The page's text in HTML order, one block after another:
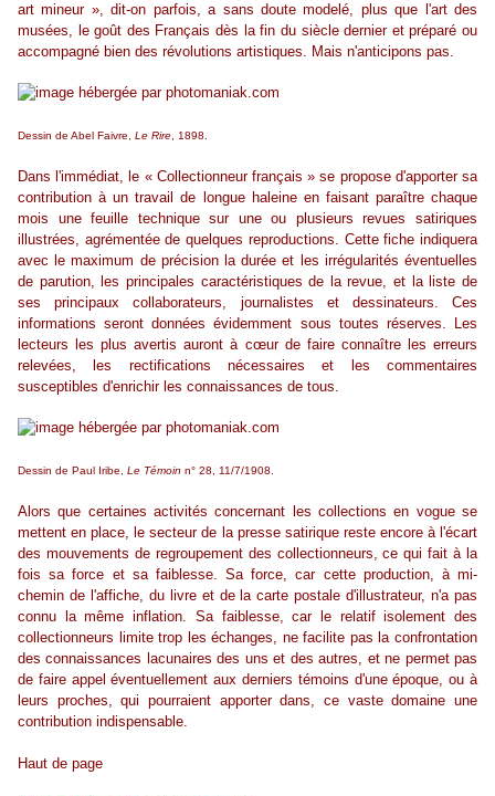
art mineur », dit-on parfois, a sans doute modelé, plus que l'art des
musées, le goût des Français dès la fin du siècle dernier et préparé ou
accompagné bien des révolutions artistiques. Mais n'anticipons pas.
Dessin de Abel Faivre, Le Rire , 1898.
Dans l'immédiat, le « Collectionneur français » se propose d'apporter sa
contribution à un travail de longue haleine en faisant paraître chaque
mois une feuille technique sur une ou plusieurs revues satiriques
illustrées, agrémentée de quelques reproductions. Cette fiche indiquera
avec le maximum de précision la durée et les irrégularités éventuelles
de parution, les principales caractéristiques de la revue, et la liste de
ses principaux collaborateurs, journalistes et dessinateurs. Ces
informations seront données évidemment sous toutes réserves. Les
lecteurs les plus avertis auront à cœur de faire connaître les erreurs
relevées, les rectifications nécessaires et les commentaires
susceptibles d'enrichir les connaissances de tous.
Dessin de Paul Iribe, Le Témoin n° 28, 11/7/1908.
Alors que certaines activités concernant les collections en vogue se
mettent en place, le secteur de la presse satirique reste encore à l'écart
des mouvements de regroupement des collectionneurs, ce qui fait à la
fois sa force et sa faiblesse. Sa force, car cette production, à mi-
chemin de l'affiche, du livre et de la carte postale d'illustrateur, n'a pas
connu la même inflation. Sa faiblesse, car le relatif isolement des
collectionneurs limite trop les échanges, ne facilite pas la confrontation
des connaissances lacunaires des uns et des autres, et ne permet pas
de faire appel éventuellement aux derniers témoins d'une époque, ou à
leurs proches, qui pourraient apporter dans, ce vaste domaine une
contribution indispensable.
Haut de page